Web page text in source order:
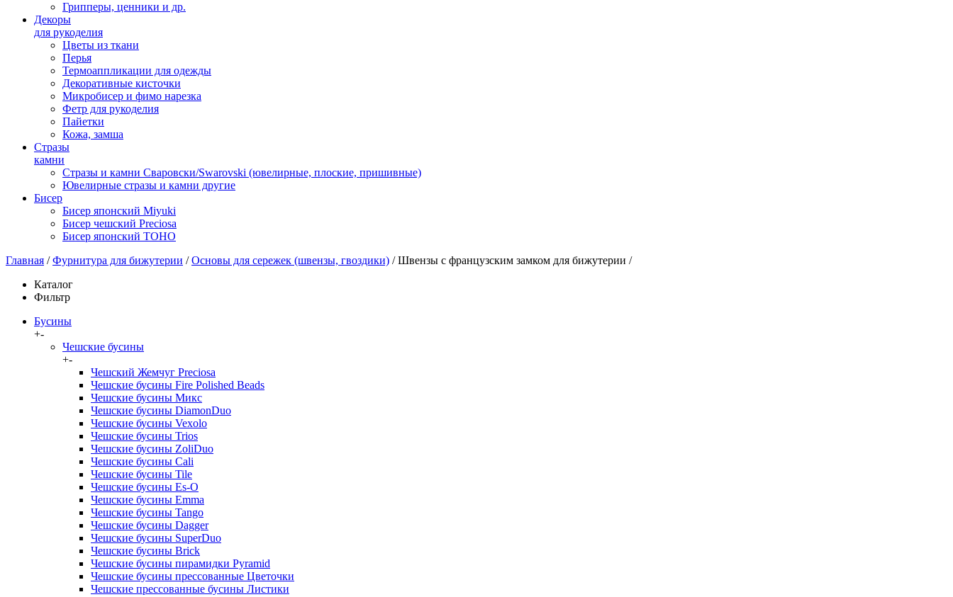
Грипперы, ценники и др.
Декоры
для рукоделия
Цветы из ткани
Перья
Термоаппликации для одежды
Декоративные кисточки
Микробисер и фимо нарезка
Фетр для рукоделия
Пайетки
Кожа, замша
Стразы
камни
Стразы и камни Сваровски/Swarovski (ювелирные, плоские, пришивные)
Ювелирные стразы и камни другие
Бисер
Бисер японский Miyuki
Бисер чешский Preciosa
Бисер японский TOHO
Главная /Фурнитура для бижутерии /Основы для сережек (швензы, гвоздики) /Швензы с французским замком для бижутерии /
Каталог
Фильтр
Бусины
+-
Чешские бусины
+-
Чешский Жемчуг Preciosa
Чешские бусины Fire Polished Beads
Чешские бусины Микс
Чешские бусины DiamonDuo
Чешские бусины Vexolo
Чешские бусины Trios
Чешские бусины ZoliDuo
Чешские бусины Cali
Чешские бусины Tile
Чешские бусины Es-O
Чешские бусины Emma
Чешские бусины Tango
Чешские бусины Dagger
Чешские бусины SuperDuo
Чешские бусины Brick
Чешские бусины пирамидки Pyramid
Чешские бусины прессованные Цветочки
Чешские прессованные бусины Листики